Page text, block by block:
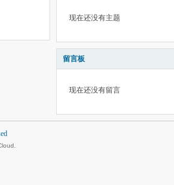
现在还没有主题
留言板
现在还没有留言